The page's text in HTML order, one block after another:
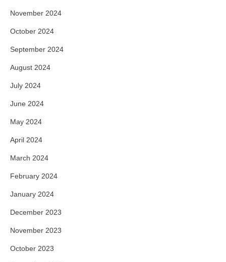
November 2024
October 2024
September 2024
August 2024
July 2024
June 2024
May 2024
April 2024
March 2024
February 2024
January 2024
December 2023
November 2023
October 2023